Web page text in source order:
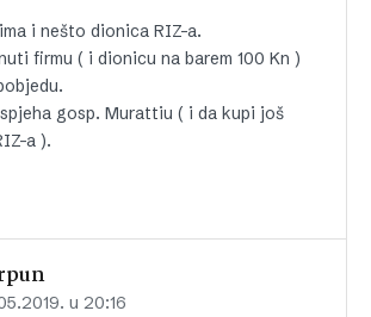
i nešto dionica RIZ-a.
firmu ( i dionicu na barem 100 Kn )
gosp. Murattiu ( i da kupi još
a ).
u 20:16